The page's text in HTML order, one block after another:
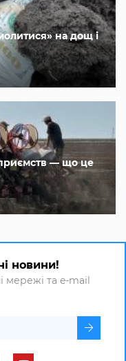
на дощ і
— що це
новини!
мережі та e-mail